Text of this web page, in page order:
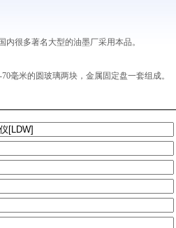
很多著名大型的油墨厂采用本品。
毫米的圆玻璃两块，金属固定盘一套组成。